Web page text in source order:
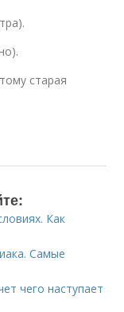
старая
Как
Самые
чего наступает